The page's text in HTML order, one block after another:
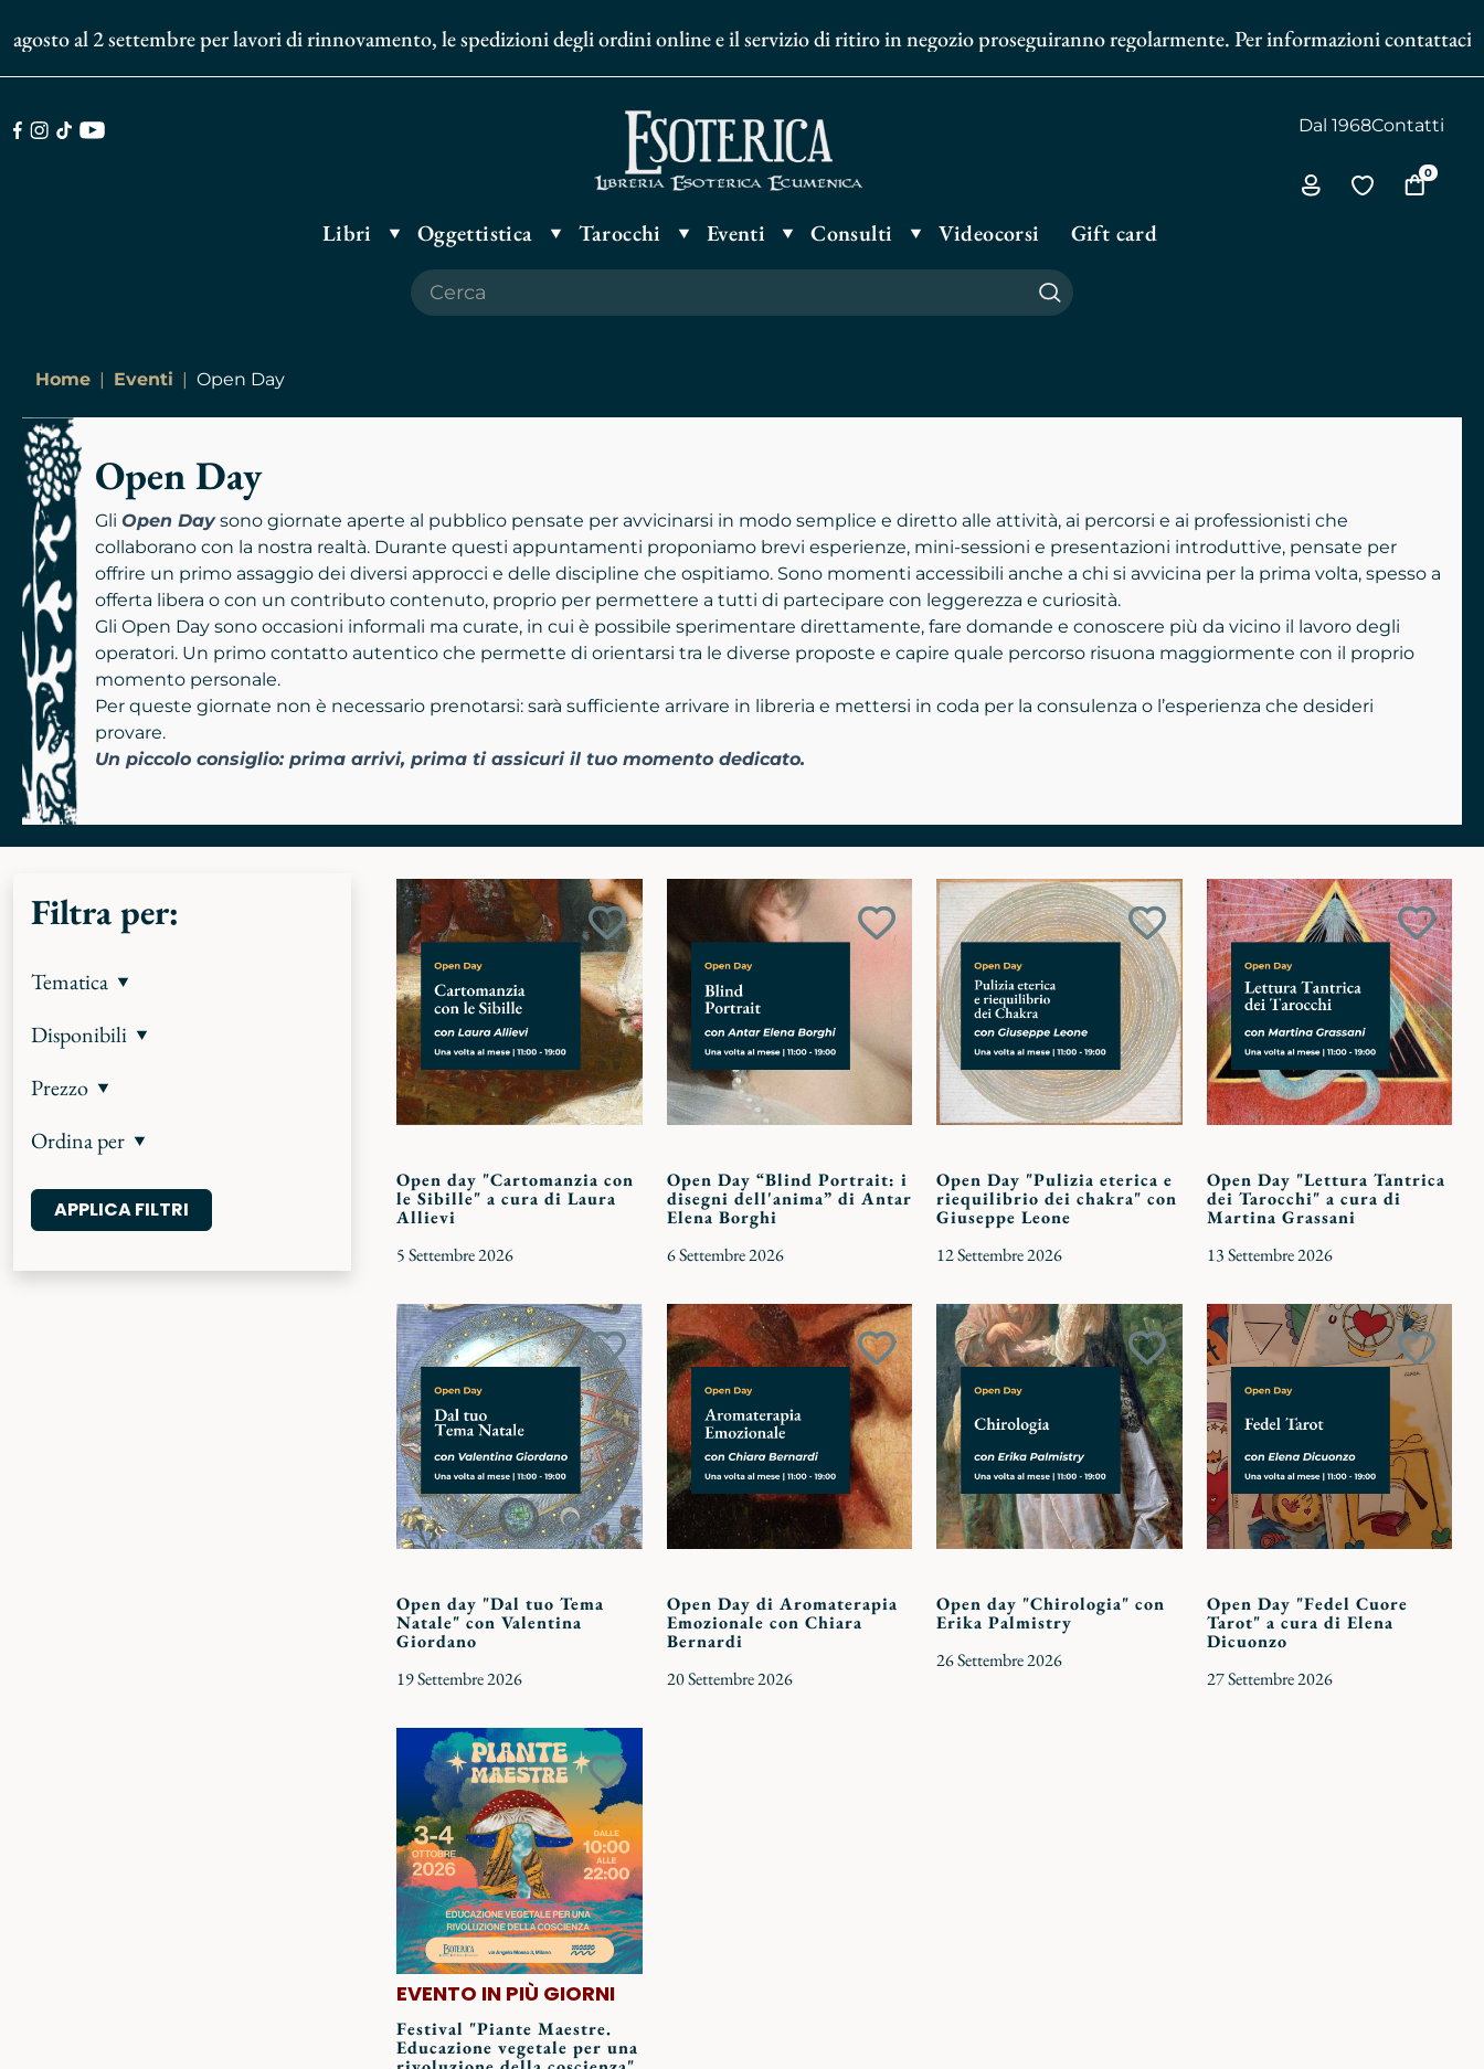
al 2 settembre per lavori di rinnovamento, le spedizioni degli ordini online e il servizio di ritiro in negozio proseguiranno regolarmente. Per informazioni contattaci al
Dal 1968Contatti
Via
Vai
Vai
0
Libri Oggettistica Tarocchi Eventi Consulti Videocorsi Gift card
Cerca
Home Eventi Open Day
Open Day
GliOpen Daysono giornate aperte al pubblico pensate per avvicinarsi in modo semplice e diretto alle attività, ai percorsi e ai professionisti che
collaborano con la nostra realtà. Durante questi appuntamenti proponiamo brevi esperienze, mini-sessioni e presentazioni introduttive, pensate per
offrire un primo assaggio dei diversi approcci e delle discipline che ospitiamo. Sono momenti accessibili anche a chi si avvicina per la prima volta, spesso a
offerta libera o con un contributo contenuto, proprio per permettere a tutti di partecipare con leggerezza e curiosità.
Gli Open Day sono occasioni informali ma curate, in cui è possibile sperimentare direttamente, fare domande e conoscere più da vicino il lavoro degli
operatori. Un primo contatto autentico che permette di orientarsi tra le diverse proposte e capire quale percorso risuona maggiormente con il proprio
momento personale.
Per queste giornate non è necessario prenotarsi: sarà sufficiente arrivare in libreria e mettersi in coda per la consulenza o l’esperienza che desideri
provare.
Un piccolo consiglio: prima arrivi, prima ti assicuri il tuo momento dedicato.
Filtra per:
Tematica
Disponibili
Prezzo
Ordina per
Aggiungi
ai
preferiti
Open day "Cartomanzia con
le Sibille" a cura di Laura
Allievi
5 Settembre 2026
Aggiungi
preferiti
Open Day “Blind Portrait: i
disegni dell'anima” di Antar
Elena Borghi
6 Settembre 2026
Aggiungi
ai
preferiti
Open Day "Pulizia eterica e
riequilibrio dei chakra" con
Giuseppe Leone
12 Settembre 2026
ai
preferiti
Open Day "Lettura Tantrica
dei Tarocchi" a cura di
Martina Grassani
13 Settembre 2026
Aggiungi
ai
preferiti
Open day "Dal tuo Tema
Natale" con Valentina
Giordano
19 Settembre 2026
Aggiungi
ai
preferiti
Open Day di Aromaterapia
Emozionale con Chiara
Bernardi
20 Settembre 2026
Aggiungi
ai
preferiti
Open day "Chirologia" con
Erika Palmistry
26 Settembre 2026
preferiti
Open Day "Fedel Cuore
Tarot" a cura di Elena
Dicuonzo
27 Settembre 2026
Aggiungi
ai
preferiti
EVENTO IN PIÙ GIORNI
Festival "Piante Maestre.
Educazione vegetale per una